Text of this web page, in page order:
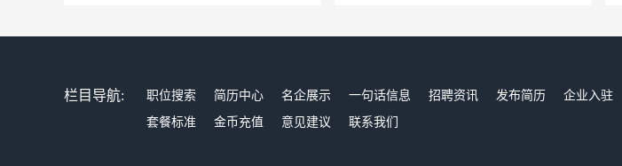
栏目导航: 职位搜索 简历中心 名企展示 一句话信息 招聘资讯 发布简历 企业入驻
套餐标准
金币充值 意见建议 联系我们